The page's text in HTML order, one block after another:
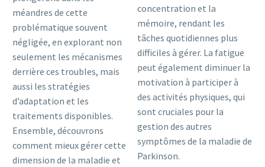
méandres de cette
problématique souvent
négligée, en explorant non
seulement les mécanismes
derrière ces troubles, mais
aussi les stratégies
d’adaptation et les
traitements disponibles.
Ensemble, découvrons
comment mieux gérer cette
dimension de la maladie et
concentration et la
mémoire, rendant les
tâches quotidiennes plus
difficiles à gérer. La fatigue
peut également diminuer la
motivation à participer à
des activités physiques, qui
sont cruciales pour la
gestion des autres
symptômes de la maladie de
Parkinson.